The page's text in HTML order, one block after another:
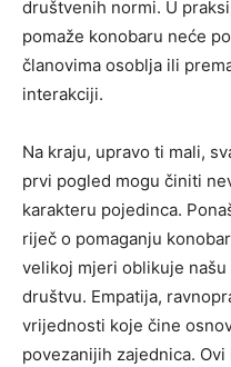
društvenih normi. U
pomaže konobaru neće
članovima osoblja ili
interakciji.
Na kraju, upravo ti mali,
prvi pogled mogu činiti
karakteru pojedinca.
riječ o pomaganju
velikoj mjeri oblikuje
društvu. Empatija,
vrijednosti koje čine
povezanijih zajednica.